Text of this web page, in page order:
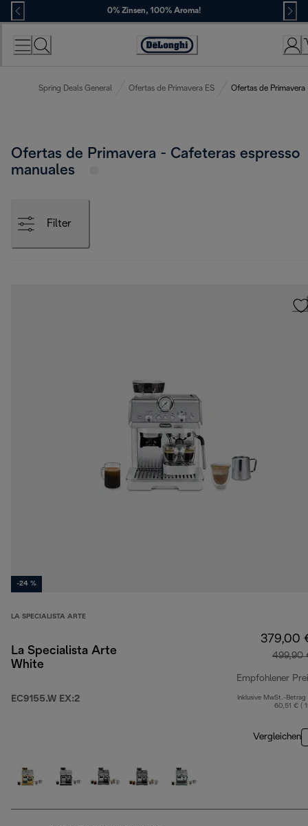
Skip
to
Content
0% Zinsen, 100% Aroma!
Erklärung
Zugänglichkeit
Spring Deals General Ofertas de Primavera ES Ofertas de Primavera
Ofertas de Primavera - Cafeteras espresso
manuales
Filter
-24 %
LA SPECIALISTA ARTE
La Specialista Arte
White
EC9155.W EX:2
379,00
499,90
Empfohlener
Inklusive MwSt.-Betrag
60,51 € (
Vergleichen